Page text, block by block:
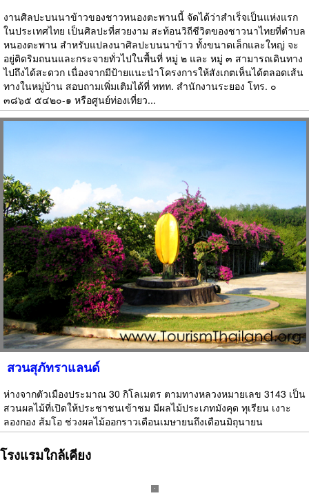
งานศิลปะบนนาข้าวของชาวหนองตะพานนี้ จัดได้ว่าสำเร็จเป็นแห่งแรก
ในประเทศไทย เป็นศิลปะที่สวยงาม สะท้อนวิถีชีวิตของชาวนาไทยที่ตำบล
หนองตะพาน สำหรับแปลงนาศิลปะบนนาข้าว ทั้งขนาดเล็กและใหญ่ จะ
อยู่ติดริมถนนและกระจายทั่วไปในพื้นที่ หมู่ ๒ และ หมู่ ๓ สามารถเดินทาง
ไปถึงได้สะดวก เนื่องจากมีป้ายแนะนำโครงการให้สังเกตเห็นได้ตลอดเส้น
ทางในหมู่บ้าน สอบถามเพิ่มเติมได้ที่ ททท. สำนักงานระยอง โทร. ๐
๓๘๖๕ ๕๔๒๐-๑ หรือศูนย์ท่องเที่ยว...
สวนสุภัทราแลนด์
ห่างจากตัวเมืองประมาณ 30 กิโลเมตร ตามทางหลวงหมายเลข 3143 เป็น
สวนผลไม้ที่เปิดให้ประชาชนเข้าชม มีผลไม้ประเภทมังคุด ทุเรียน เงาะ
ลองกอง ส้มโอ ช่วงผลไม้ออกราวเดือนเมษายนถึงเดือนมิถุนายน
โรงแรมใกล้เคียง